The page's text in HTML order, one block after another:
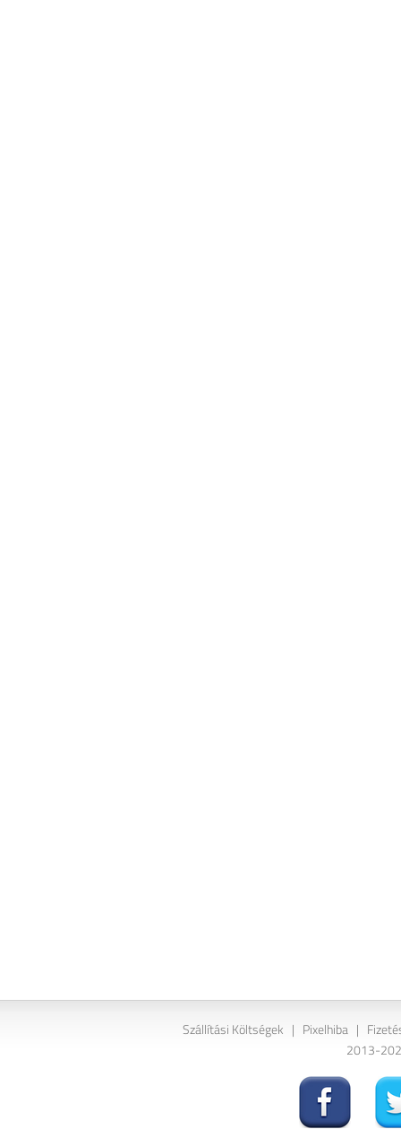
Szállítási Költségek | Pixelhiba |
2013-